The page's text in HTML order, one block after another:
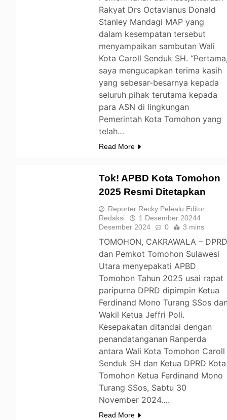
Rakyat Drs Octavianus Donald
Stanley Mandagi MAP yang
dalam kesempatan tersebut
menyampaikan sambutan Wali
Kota Caroll Senduk SH.
saya mengucapkan terima kasih
yang sebesar-besarnya kepada
seluruh pihak terutama kepada
para ASN di lingkungan
Pemerintah Kota Tomohon yang
telah…
Read More
Tok! APBD Kota Tomohon
2025 Resmi Ditetapkan
Reporter Recky Pelealu Editor
Redaksi
1 Desember 20244
Desember 2024
0 3 mins
TOMOHON, CAKRAWALA –
dan Pemkot Tomohon Sulawesi
Utara menyepakati APBD
Tomohon Tahun 2025 usai rapat
paripurna DPRD dipimpin Ketua
Ferdinand Mono Turang SSos
Wakil Ketua Jeffri Poli.
Kesepakatan ditandai dengan
penandatanganan Ranperda
antara Wali Kota Tomohon Caroll
Senduk SH dan Ketua DPRD Kota
Tomohon Ketua Ferdinand Mono
Turang SSos, Sabtu 30
November 2024….
Read More